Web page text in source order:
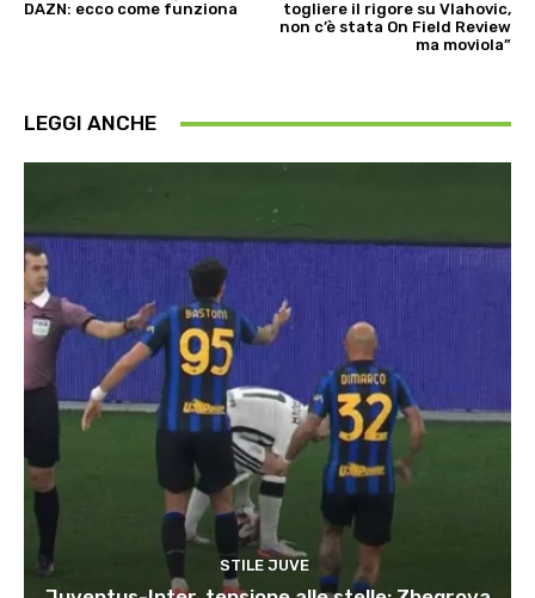
DAZN: ecco come funziona
togliere il rigore su Vlahovic,
non c’è stata On Field Review
ma moviola”
LEGGI ANCHE
STILE JUVE